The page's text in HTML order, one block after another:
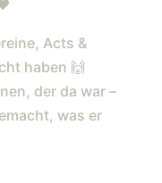
F
G
A
DAS M
Acts &
haben 🙌
der da war –
was er